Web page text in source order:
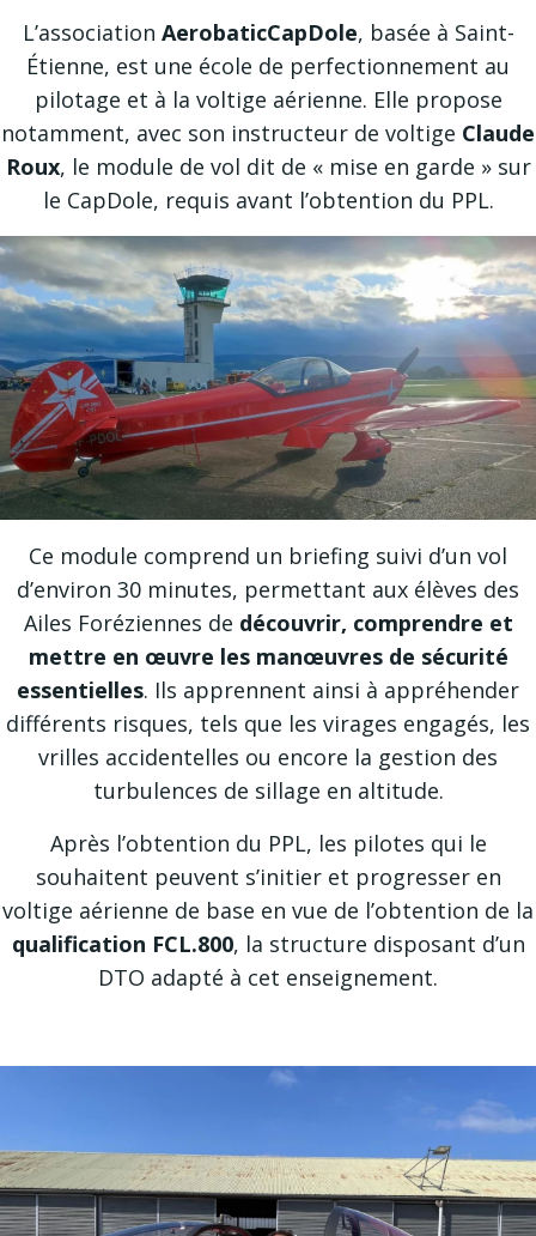
L’association AerobaticCapDole, basée à Saint-
Étienne, est une école de perfectionnement au
pilotage et à la voltige aérienne. Elle propose
notamment, avec son instructeur de voltige Claude
Roux, le module de vol dit de « mise en garde » sur
le CapDole, requis avant l’obtention du PPL.
Ce module comprend un briefing suivi d’un vol
d’environ 30 minutes, permettant aux élèves des
Ailes Foréziennes de découvrir, comprendre et
mettre en œuvre les manœuvres de sécurité
essentielles. Ils apprennent ainsi à appréhender
différents risques, tels que les virages engagés, les
vrilles accidentelles ou encore la gestion des
turbulences de sillage en altitude.
Après l’obtention du PPL, les pilotes qui le
souhaitent peuvent s’initier et progresser en
voltige aérienne de base en vue de l’obtention de la
qualification FCL.800, la structure disposant d’un
DTO adapté à cet enseignement.